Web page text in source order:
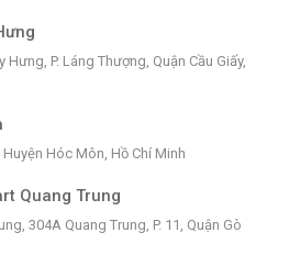
P. Láng Thượng, Quận Cầu Giấy,
Hóc Môn, Hồ Chí Minh
Quang Trung
304A Quang Trung, P. 11, Quận Gò